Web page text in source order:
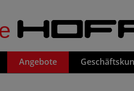
Angebote